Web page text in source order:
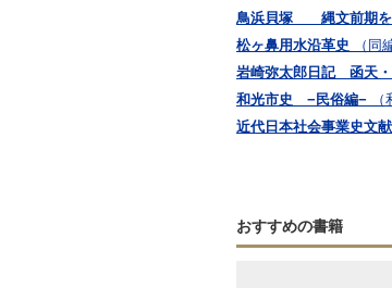
鳥浜貝塚 縄文前期を
松ヶ鼻用水沿革史
（同
岩崎弥太郎日記 函天
和光市史 −民俗編−
近代日本社会事業史文
おすすめの書籍